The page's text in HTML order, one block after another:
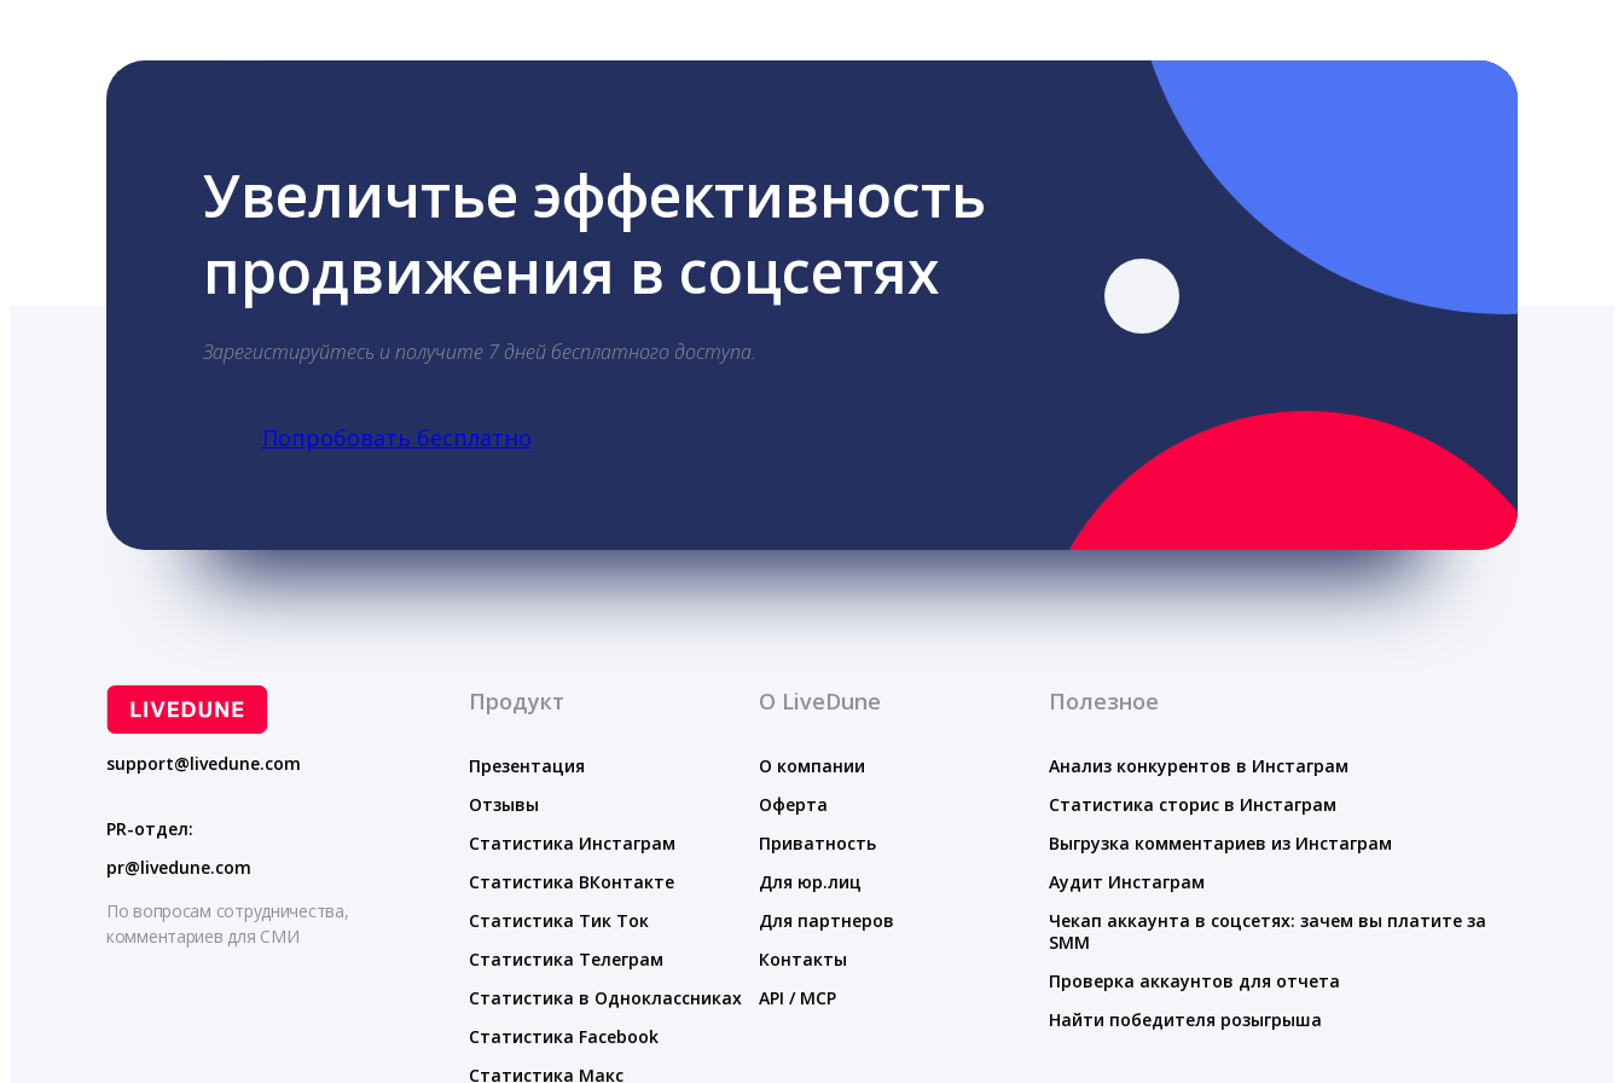
Увеличтье эффективность
продвижения в соцсетях
Зарегистируйтесь и получите 7 дней бесплатного доступа.
Попробовать бесплатно
support@livedune.com
PR-отдел:
pr@livedune.com
По вопросам сотрудничества,
комментариев для СМИ
Продукт
Презентация
Отзывы
Статистика Инстаграм
Статистика ВКонтакте
Статистика Тик Ток
Статистика Телеграм
Статистика в Одноклассниках
Статистика Facebook
Статистика Макс
О LiveDune
О компании
Оферта
Приватность
Для юр.лиц
Для партнеров
Контакты
API / MCP
Полезное
Анализ конкурентов в Инстаграм
Статистика сторис в Инстаграм
Выгрузка комментариев из Инстаграм
Аудит Инстаграм
Чекап аккаунта в соцсетях: зачем вы платите за
SMM
Проверка аккаунтов для отчета
Найти победителя розыгрыша